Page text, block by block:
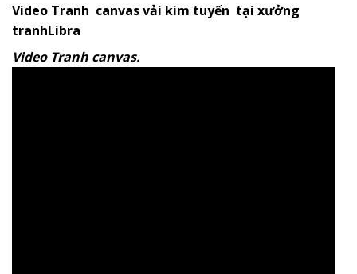
Video Tranh canvas vải kim tuyến tại xưởng
tranhLibra
Video Tranh canvas.